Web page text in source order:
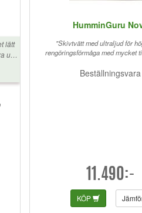
lätt
ut,
HumminGuru
"Skivtvätt med ultraljud för
rengöringsförmåga med mycket
Beställningsvara
11.490:-
KÖP